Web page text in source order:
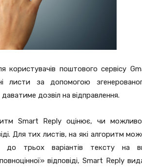
поштового сервісу
листи за допомогою
дозвіл на відправлення.
Smart Reply оцінює, чи
Для тих листів, на які алгоритм
до трьох варіантів тексту на
відповіді, Smart Reply